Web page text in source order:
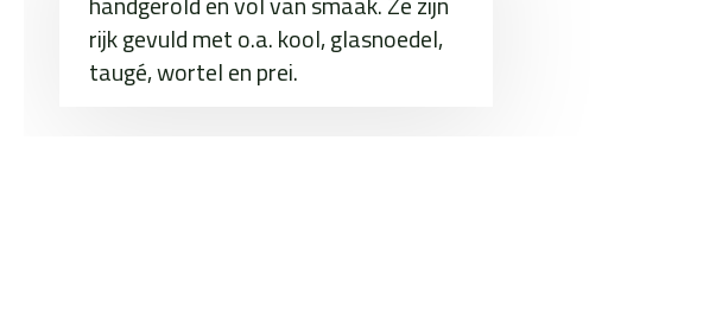
rijk gevuld met o.a. kool, glasnoedel,
taugé, wortel en prei.